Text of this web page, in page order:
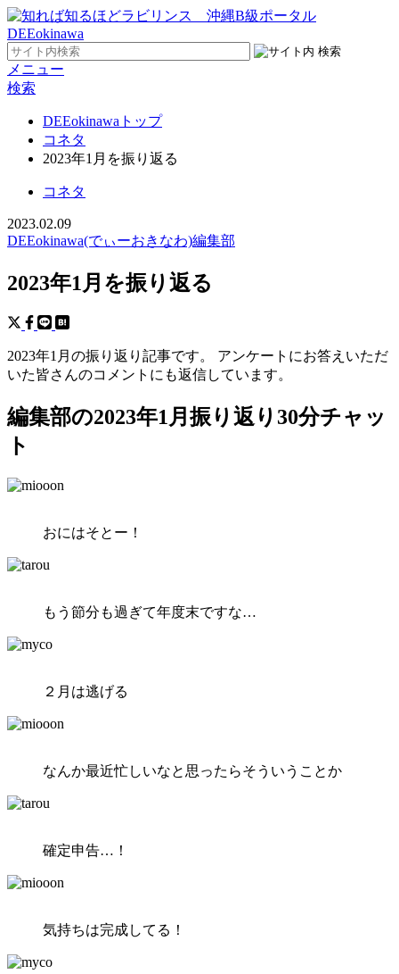
メニュー
検索
DEEokinawaトップ
コネタ
2023年1月を振り返る
コネタ
2023.02.09
DEEokinawa(でぃーおきなわ)編集部
2023年1月を振り返る
2023年1月の振り返り記事です。 アンケートにお答えいただ
いた皆さんのコメントにも返信しています。
編集部の2023年1月振り返り30分チャッ
ト
おにはそとー！
もう節分も過ぎて年度末ですな…
２月は逃げる
なんか最近忙しいなと思ったらそういうことか
確定申告…！
気持ちは完成してる！